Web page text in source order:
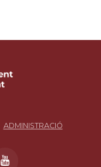
ADMINISTRACIÓ